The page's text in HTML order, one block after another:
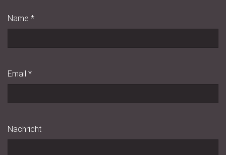
Name *
Email *
Nachricht